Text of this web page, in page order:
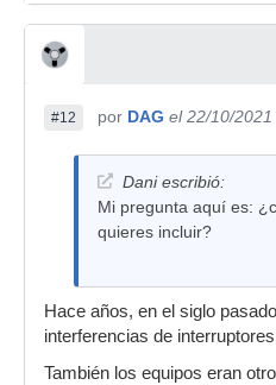
#12 por DAG el 22/10/2021
Dani escribió:
Mi pregunta aquí es:
quieres incluir?
Hace años, en el siglo
interferencias de
También los equipos eran